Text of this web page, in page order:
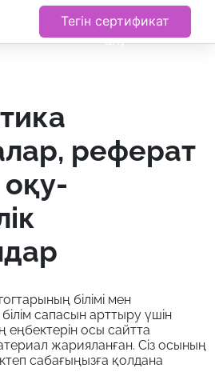
Тегін сертификат
алу
реферат
білімі мен
білім сапасын арттыру үшін
еңбектерін осы сайтта
жарияланған. Сіз осының
сабағыңызға қолдана